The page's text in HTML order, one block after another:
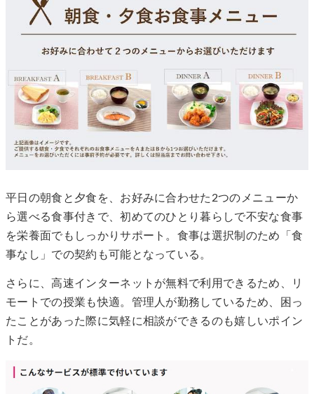
平日の朝食と夕食を、お好みに合わせた2つのメニューか
ら選べる食事付きで、初めてのひとり暮らしで不安な食事
を栄養面でもしっかりサポート。食事は選択制のため「食
事なし」での契約も可能となっている。
さらに、高速インターネットが無料で利用できるため、リ
モートでの授業も快適。管理人が勤務しているため、困っ
たことがあった際に気軽に相談ができるのも嬉しいポイン
トだ。